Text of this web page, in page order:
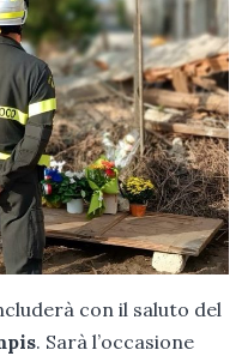
con il saluto del
. Sarà l’occasione